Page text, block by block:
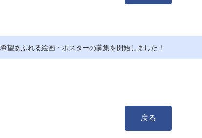
望あふれる絵画・ポスターの募集を開始しました！
戻る